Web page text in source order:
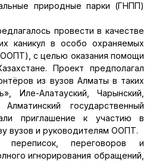
природные парки (ГНПП)
провести в качестве
каникул в особо охраняемых
с целью оказания помощи
Проект предполагал
из вузов Алматы в таких
Иле-Алатауский, Чарынский,
государственный
приглашение к участию в
вузов и руководителям ООПТ.
переписок, переговоров и
игнорирования обращений,